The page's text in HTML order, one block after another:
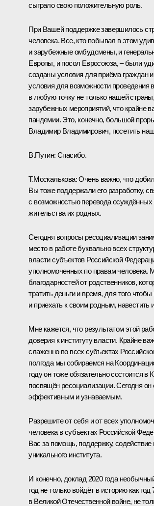
сыграло свою положительную роль.
При Вашей поддержке завершилось
человека. Все, кто побывал в этом
и зарубежные омбудсмены, и
Европы, и посол Евросоюза, – были
созданы условия для приёма граждан
условия для возможности проведения
в любую точку не только нашей
зарубежных мероприятий, что крайне
пандемии. Это, конечно, большой
Владимир Владимирович, посетить
В.Путин: Спасибо.
Т.Москалькова:Очень важно, что
Вы тоже поддержали его разработку,
с возможностью перевода осуждённых
жительства их родных.
Сегодня вопросы ресоциализации
место в работе буквально всех
власти субъектов Российской
уполномоченных по правам человека.
благодарностей от родственников,
тратить деньги и время, для того
и приехать к своим родным, навестить
Мне кажется, что результатом этой
доверия к институту власти. Крайне
слаженно во всех субъектах
полгода мы собираемся на
году он тоже обязательно состоится в
посвящён ресоциализации. Сегодня он
эффективным и узнаваемым.
Разрешите от себя и от всех
человека в субъектах Российской
Вас за помощь, поддержку, содействие
уникального института.
И конечно, доклад 2020 года
год не только войдёт в историю как
в Великой Отечественной войне, не